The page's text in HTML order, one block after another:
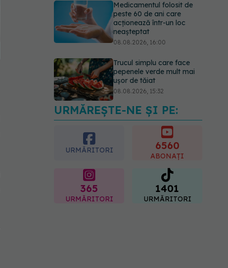
Medicamentul folosit de
peste 60 de ani care
acționează într-un loc
neașteptat
08.08.2026, 16:00
Trucul simplu care face
pepenele verde mult mai
ușor de tăiat
08.08.2026, 15:32
Ce poți mânca și ce
trebuie să eviți dacă ai
gastrită: exemplu de
meniu care reduce
inflamația stomacului
URMĂREȘTE-NE ȘI PE:
URMĂRITORI 6560
ABONAȚI
365
URMĂRITORI
1401
URMĂRITORI